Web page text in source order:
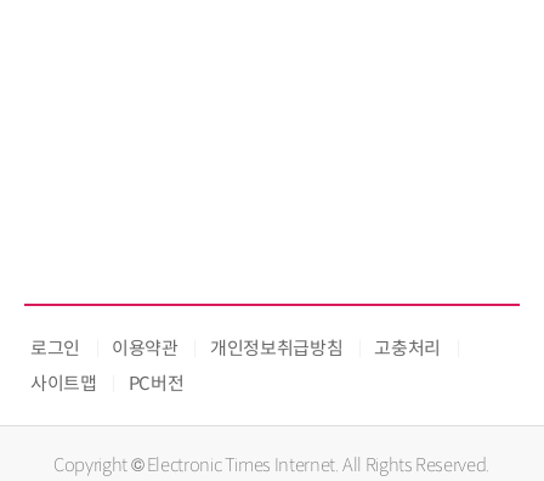
로그인 이용약관 개인정보취급방침
고충처리
사이트맵
PC버전
Copyright © Electronic Times Internet. All Rights Reserved.